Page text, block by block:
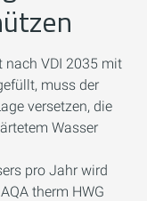
nach VDI 2035 mit
muss der
versetzen, die
Wasser
pro Jahr wird
therm HWG